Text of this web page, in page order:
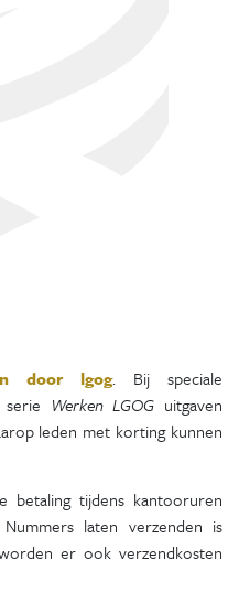
door lgog. Bij speciale
Werken LGOG uitgaven
leden met korting kunnen
betaling tijdens kantooruren
laten verzenden is
er ook verzendkosten